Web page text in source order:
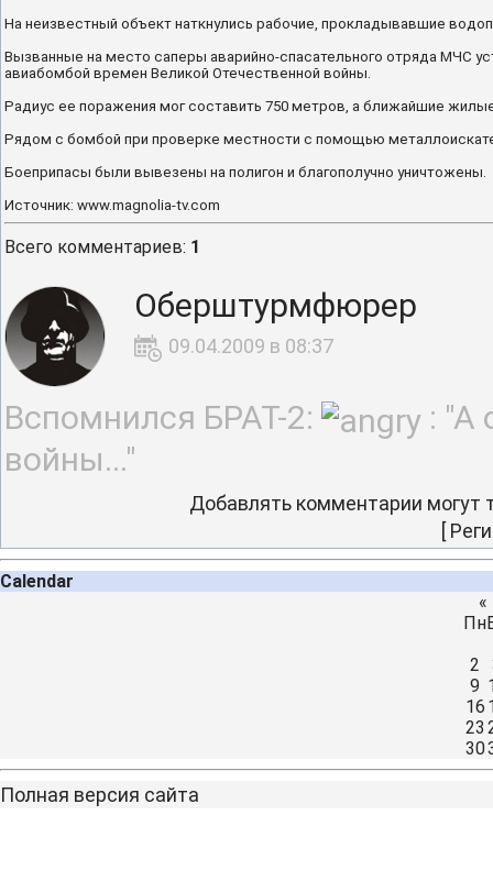
На неизвестный объект наткнулись рабочие, прокладывавшие
Вызванные на место саперы аварийно-спасательного отряда МЧС
авиабомбой времен Великой Отечественной войны.
Радиус ее поражения мог составить 750 метров, а ближайшие
Рядом с бомбой при проверке местности с помощью
Боеприпасы были вывезены на полигон и благополучно уничтожены.
Источник: www.magnolia-tv.com
Всего комментариев: 1
Оберштурмфюрер
09.04.2009 в 08:37
Вспомнился БРАТ-2:
: "А
войны..."
Добавлять комментарии могут
[
Calendar
«
Пн
2
9
16
23
30
Полная версия сайта